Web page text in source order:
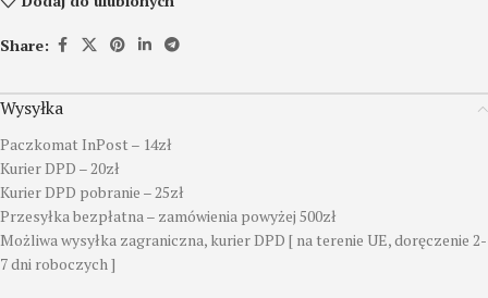
Share:
Wysyłka
Paczkomat InPost – 14zł
Kurier DPD – 20zł
Kurier DPD pobranie – 25zł
Przesyłka bezpłatna – zamówienia powyżej 500zł
Możliwa wysyłka zagraniczna, kurier DPD [ na terenie UE, doręczenie 2-
7 dni roboczych ]